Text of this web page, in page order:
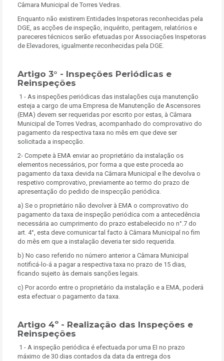
Câmara Municipal de Torres Vedras.
Enquanto não existirem Entidades Inspetoras reconhecidas pela
DGE, as acções de inspeção, inquérito, peritagem, relatórios e
pareceres técnicos serão efetuadas por Associações Inspetoras
de Elevadores, igualmente reconhecidas pela DGE.
Artigo 3° - Inspeções Periódicas e
Reinspeções
1 - As inspeções periódicas das instalações cuja manutenção
esteja a cargo de uma Empresa de Manutenção de Ascensores
(EMA) devem ser requeridas por escrito por estas, à Câmara
Municipal de Torres Vedras, acompanhado do comprovativo do
pagamento da respectiva taxa no mês em que deve ser
solicitada a inspecção.
2- Compete à EMA enviar ao proprietário da instalação os
elementos necessários, por forma a que este proceda ao
pagamento da taxa devida na Câmara Municipal e lhe devolva o
respetivo comprovativo, previamente ao termo do prazo de
apresentação do pedido de inspecção periódica.
a) Se o proprietário não devolver à EMA o comprovativo do
pagamento da taxa de inspeção periódica com a antecedência
necessária ao cumprimento do prazo estabelecido no n°.7 do
art. 4°, esta deve comunicar tal facto à Câmara Municipal no fim
do mês em que a instalação deveria ter sido requerida.
b) No caso referido no número anterior a Câmara Municipal
notificá-lo-á a pagar a respectiva taxa no prazo de 15 dias,
ficando sujeito às demais sanções legais.
c) Por acordo entre o proprietário da instalação e a EMA, poderá
esta efectuar o pagamento da taxa.
Artigo 4º - Realização das Inspeções e
Reinspeções
1 - A inspeção periódica é efectuada por uma EI no prazo
máximo de 30 dias contados da data da entrega dos